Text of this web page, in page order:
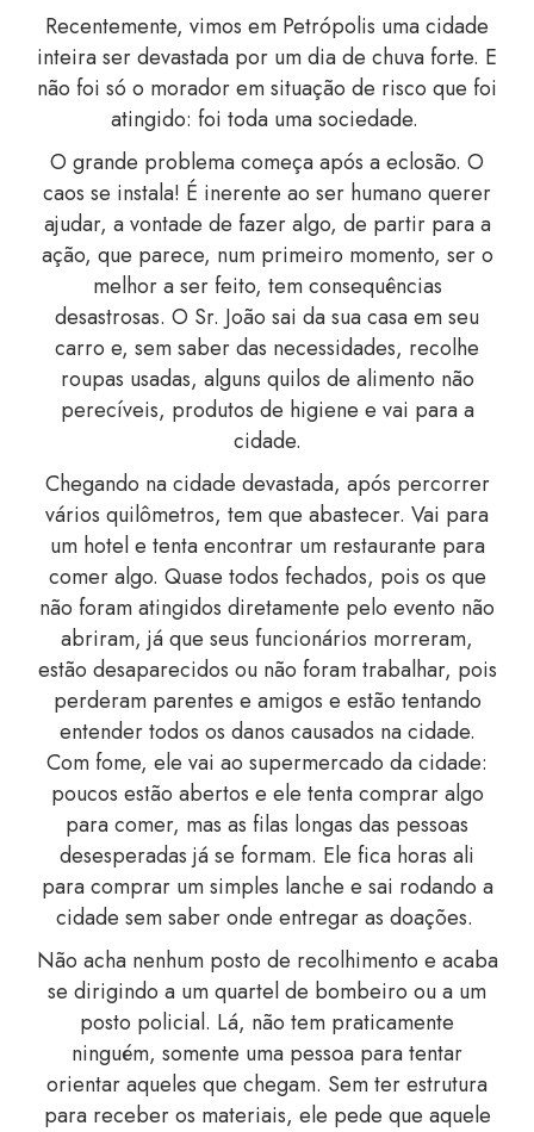
Recentemente, vimos em Petrópolis uma cidade
inteira ser devastada por um dia de chuva forte. E
não foi só o morador em situação de risco que foi
atingido: foi toda uma sociedade.
O grande problema começa após a eclosão. O
caos se instala! É inerente ao ser humano querer
ajudar, a vontade de fazer algo, de partir para a
ação, que parece, num primeiro momento, ser o
melhor a ser feito, tem consequências
desastrosas. O Sr. João sai da sua casa em seu
carro e, sem saber das necessidades, recolhe
roupas usadas, alguns quilos de alimento não
perecíveis, produtos de higiene e vai para a
cidade.
Chegando na cidade devastada, após percorrer
vários quilômetros, tem que abastecer. Vai para
um hotel e tenta encontrar um restaurante para
comer algo. Quase todos fechados, pois os que
não foram atingidos diretamente pelo evento não
abriram, já que seus funcionários morreram,
estão desaparecidos ou não foram trabalhar, pois
perderam parentes e amigos e estão tentando
entender todos os danos causados na cidade.
Com fome, ele vai ao supermercado da cidade:
poucos estão abertos e ele tenta comprar algo
para comer, mas as filas longas das pessoas
desesperadas já se formam. Ele fica horas ali
para comprar um simples lanche e sai rodando a
cidade sem saber onde entregar as doações.
Não acha nenhum posto de recolhimento e acaba
se dirigindo a um quartel de bombeiro ou a um
posto policial. Lá, não tem praticamente
ninguém, somente uma pessoa para tentar
orientar aqueles que chegam. Sem ter estrutura
para receber os materiais, ele pede que aquele